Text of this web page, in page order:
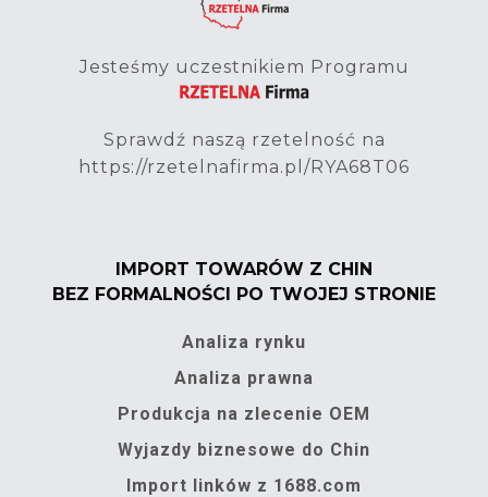
Jesteśmy uczestnikiem Programu
Sprawdź naszą rzetelność na
https://rzetelnafirma.pl/RYA68T06
IMPORT TOWARÓW Z CHIN
BEZ FORMALNOŚCI PO TWOJEJ STRONIE
Analiza rynku
Analiza prawna
Produkcja na zlecenie OEM
Wyjazdy biznesowe do Chin
Import linków z 1688.com